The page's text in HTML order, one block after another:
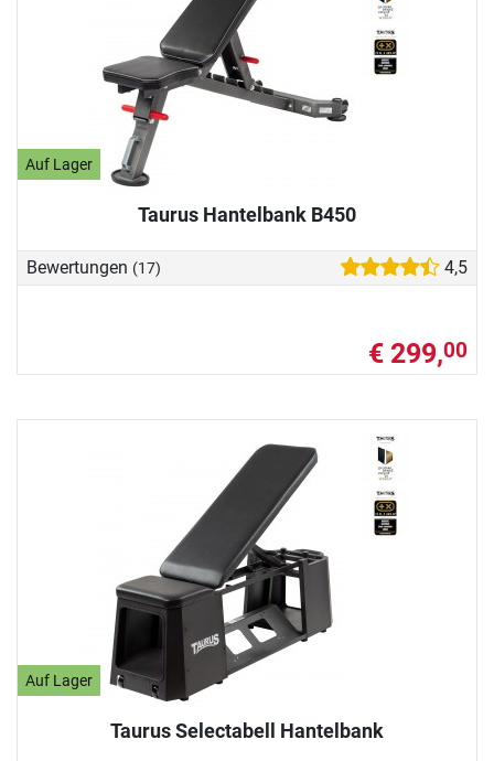
Auf Lager
Taurus Hantelbank B450
Bewertungen (17) 4,5
€ 299,00
Auf Lager
Taurus Selectabell Hantelbank